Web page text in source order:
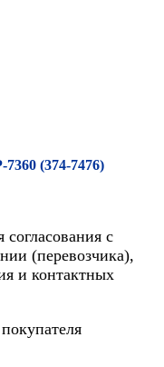
(374-7476)
согласования с
(перевозчика),
и контактных